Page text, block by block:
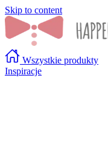
Skip to content
Wszystkie produkty
Inspiracje